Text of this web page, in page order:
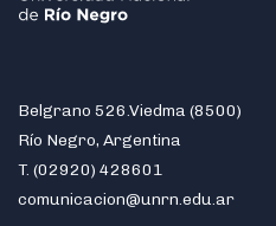
Belgrano 526.Viedma (8500)
Río Negro, Argentina
T. (02920) 428601
comunicacion@unrn.edu.ar